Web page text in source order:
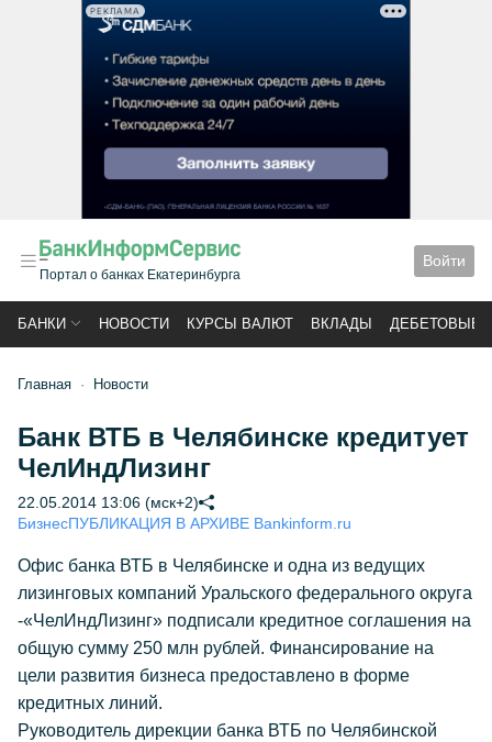
РЕКЛАМА
Портал о банках Екатеринбурга
Войти
БАНКИ НОВОСТИ КУРСЫ ВАЛЮТ ВКЛАДЫ ДЕБЕТОВЫЕ
Главная Новости
Банк ВТБ в Челябинске кредитует
ЧелИндЛизинг
22.05.2014 13:06 (мск+2)
БизнесПУБЛИКАЦИЯ В АРХИВЕ Bankinform.ru
Офис банка ВТБ в Челябинске и одна из ведущих
лизинговых компаний Уральского федерального округа
-«ЧелИндЛизинг» подписали кредитное соглашения на
общую сумму 250 млн рублей. Финансирование на
цели развития бизнеса предоставлено в форме
кредитных линий.
Руководитель дирекции банка ВТБ по Челябинской